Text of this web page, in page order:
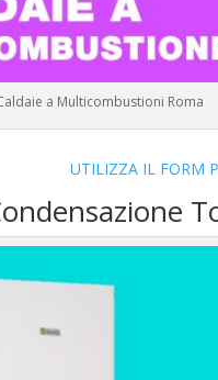
a Multicombustioni Roma
UTILIZZA IL FORM